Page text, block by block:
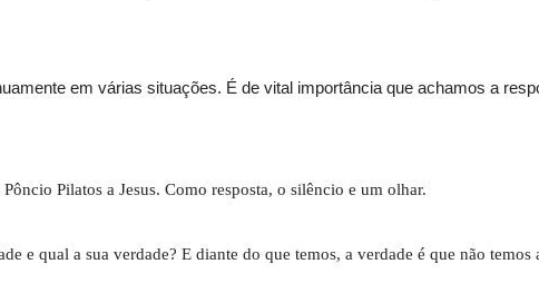
em várias situações. É de vital importância que achamos a
Pilatos a Jesus. Como resposta, o silêncio e um olhar.
e qual a sua verdade? E diante do que temos, a verdade é que não temos